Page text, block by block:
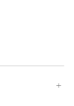
+